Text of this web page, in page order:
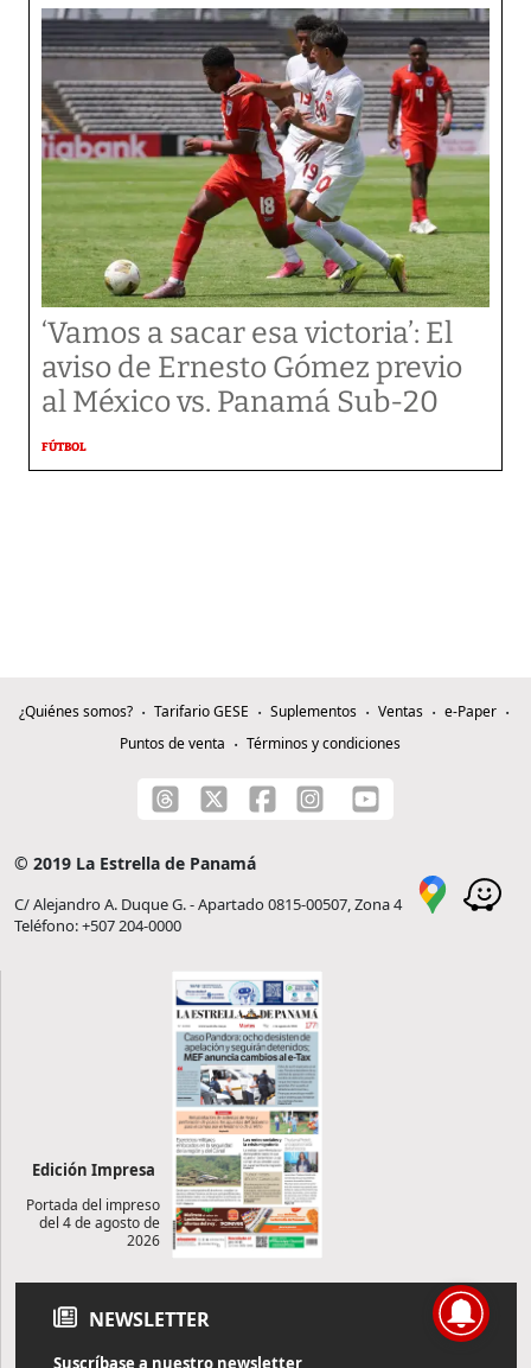
‘Vamos a sacar esa victoria’: El
aviso de Ernesto Gómez previo
al México vs. Panamá Sub-20
FÚTBOL
¿Quiénes somos? Tarifario GESE Suplementos Ventas
e-Paper
Puntos de venta
Términos y condiciones
© 2019 La Estrella de Panamá
C/ Alejandro A. Duque G. - Apartado 0815-00507, Zona 4
Teléfono: +507 204-0000
Edición Impresa
Portada del impreso
del 4 de agosto de
2026
NEWSLETTER
Suscríbase a nuestro newsletter